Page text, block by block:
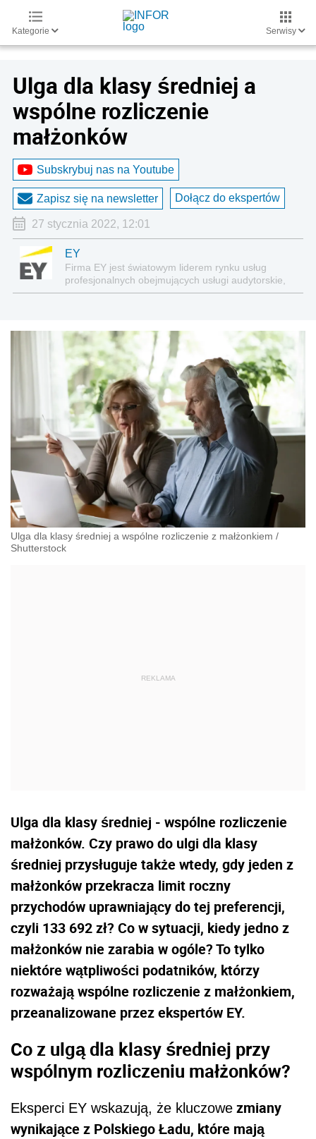
Kategorie Serwisy
Ulga dla klasy średniej a
wspólne rozliczenie
małżonków
Subskrybuj nas na Youtube
Zapisz się na newsletter Dołącz do ekspertów
27 stycznia 2022, 12:01
EY
Firma EY jest światowym liderem rynku usług
profesjonalnych obejmujących usługi audytorskie,
doradztwo podatkowe, doradztwo biznesowe i
Ulga dla klasy średniej a wspólne rozliczenie z małżonkiem /
Shutterstock
Ulga dla klasy średniej - wspólne rozliczenie
małżonków. Czy prawo do ulgi dla klasy
średniej przysługuje także wtedy, gdy jeden z
małżonków przekracza limit roczny
przychodów uprawniający do tej preferencji,
czyli 133 692 zł? Co w sytuacji, kiedy jedno z
małżonków nie zarabia w ogóle? To tylko
niektóre wątpliwości podatników, którzy
rozważają wspólne rozliczenie z małżonkiem,
przeanalizowane przez ekspertów EY.
Co z ulgą dla klasy średniej przy
wspólnym rozliczeniu małżonków?
Eksperci EY wskazują, że kluczowe zmiany
wynikające z Polskiego Ładu, które mają